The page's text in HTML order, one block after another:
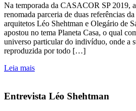
Na temporada da CASACOR SP 2019,
renomada parceria de duas referências
arquitetos Léo Shehtman e Olegário de
apostou no tema Planeta Casa, o qual
universo particular do indivíduo, onde a
reproduzida por todo […]
Leia mais
Entrevista Léo Shehtman